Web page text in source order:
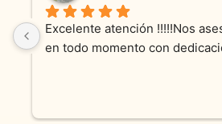
Excelente atención !!!!!Nos
en todo momento con